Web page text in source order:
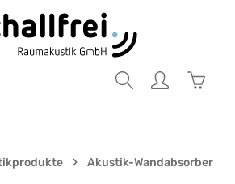
Akustik-Wandabsorber